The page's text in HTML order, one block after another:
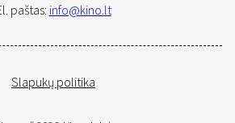
paštas: info@kino.lt
Slapukų politika